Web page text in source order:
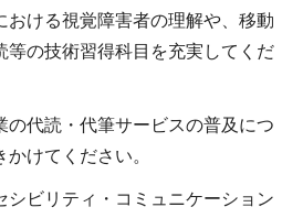
おける視覚障害者の理解や、移動
等の技術習得科目を充実してくだ
の代読・代筆サービスの普及につ
けてください。
シビリティ・コミュニケーション